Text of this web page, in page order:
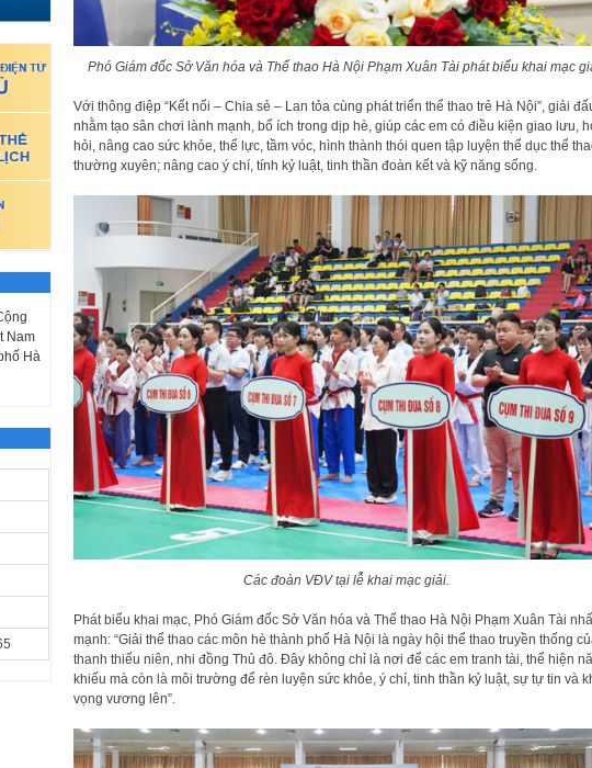
Phó Giám đốc Sở Văn hóa và Thể thao Hà Nội Phạm Xuân Tài phát biểu khai mạc
Với thông điệp “Kết nối – Chia sẻ – Lan tỏa cùng phát triển thể thao trẻ Hà Nội”, giải
nhằm tạo sân chơi lành mạnh, bổ ích trong dịp hè, giúp các em có điều kiện giao lưu,
hỏi, nâng cao sức khỏe, thể lực, tầm vóc, hình thành thói quen tập luyện thể dục thể
thường xuyên; nâng cao ý chí, tính kỷ luật, tinh thần đoàn kết và kỹ năng sống.
Các đoàn VĐV tại lễ khai mạc giải.
Phát biểu khai mạc, Phó Giám đốc Sở Văn hóa và Thể thao Hà Nội Phạm Xuân Tài
mạnh: “Giải thể thao các môn hè thành phố Hà Nội là ngày hội thể thao truyền thống
thanh thiếu niên, nhi đồng Thủ đô. Đây không chỉ là nơi để các em tranh tài, thể hiện
khiếu mà còn là môi trường để rèn luyện sức khỏe, ý chí, tinh thần kỷ luật, sự tự tin và
vọng vương lên”.
Nam
Hà